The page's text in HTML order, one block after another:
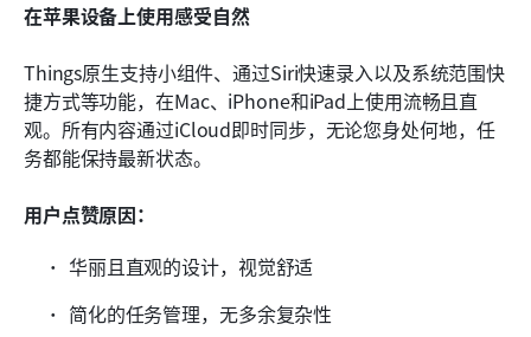
在苹果设备上使用感受自然
Things原生支持小组件、通过Siri快速录入以及系统范围快
捷方式等功能，在Mac、iPhone和iPad上使用流畅且直
观。所有内容通过iCloud即时同步，无论您身处何地，任
务都能保持最新状态。
用户点赞原因：
华丽且直观的设计，视觉舒适
简化的任务管理，无多余复杂性